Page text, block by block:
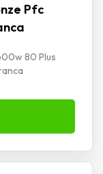
Pfc
80 Plus